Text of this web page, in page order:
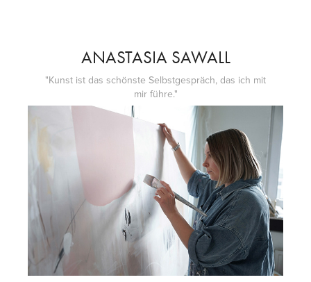
ANASTASIA SAWALL
"Kunst ist das schönste Selbstgespräch, das ich mit
mir führe."